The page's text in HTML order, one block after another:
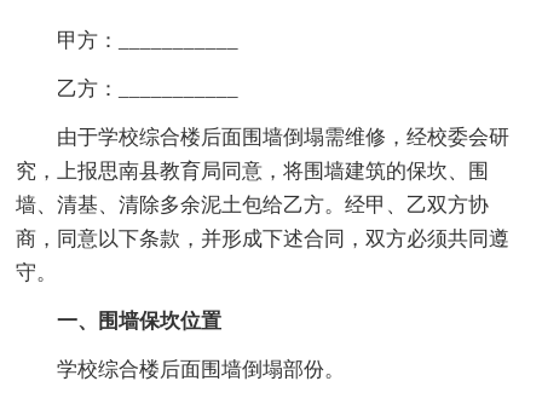
甲方：___________
乙方：___________
由于学校综合楼后面围墙倒塌需维修，经校委会研
究，上报思南县教育局同意，将围墙建筑的保坎、围
墙、清基、清除多余泥土包给乙方。经甲、乙双方协
商，同意以下条款，并形成下述合同，双方必须共同遵
守。
一、围墙保坎位置
学校综合楼后面围墙倒塌部份。